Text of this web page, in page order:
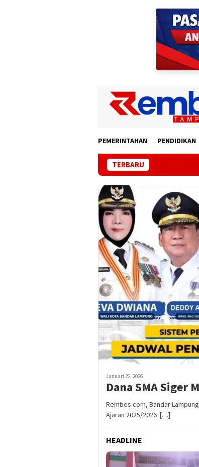
PEMERINTAHAN PENDIDIKAN
TERBARU
Januari 22, 2026
Dana SMA Siger
Rembes.com, Bandar
Ajaran 2025/2026 […]
HEADLINE